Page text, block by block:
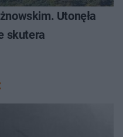
Utonęła
skutera